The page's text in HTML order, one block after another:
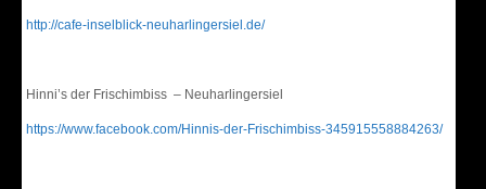
http://cafe-inselblick-neuharlingersiel.de/
Hinni’s der Frischimbiss – Neuharlingersiel
https://www.facebook.com/Hinnis-der-Frischimbiss-345915558884263/